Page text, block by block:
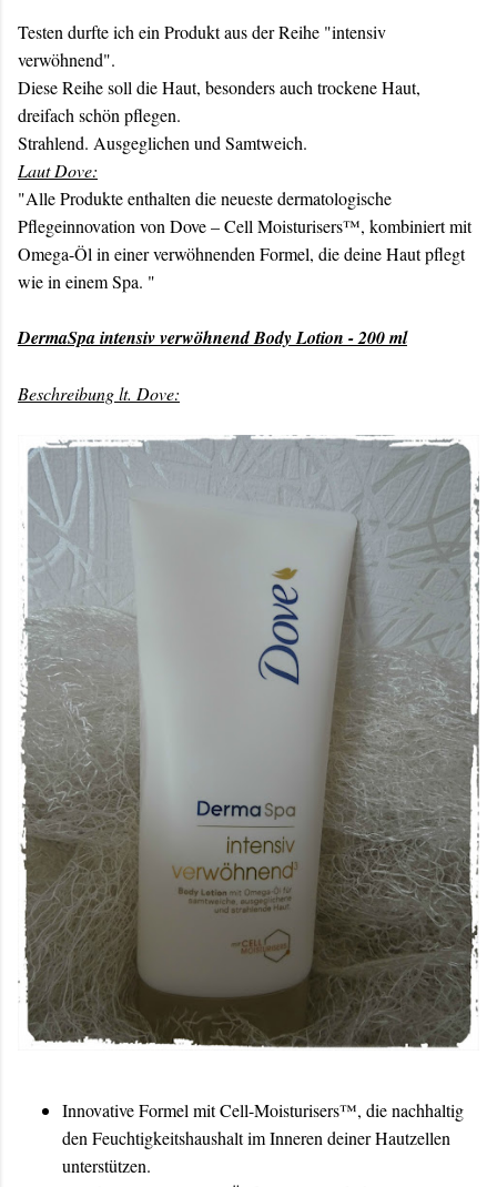
Testen durfte ich ein Produkt aus der Reihe "intensiv
verwöhnend".
Diese Reihe soll die Haut, besonders auch trockene Haut,
dreifach schön pflegen.
Strahlend. Ausgeglichen und Samtweich.
Laut Dove:
"Alle Produkte enthalten die neueste dermatologische
Pflegeinnovation von Dove – Cell Moisturisers™, kombiniert mit
Omega-Öl in einer verwöhnenden Formel, die deine Haut pflegt
wie in einem Spa. "
DermaSpa intensiv verwöhnend Body Lotion - 200 ml
Beschreibung lt. Dove:
Innovative Formel mit Cell-Moisturisers™, die nachhaltig
den Feuchtigkeitshaushalt im Inneren deiner Hautzellen
unterstützen.